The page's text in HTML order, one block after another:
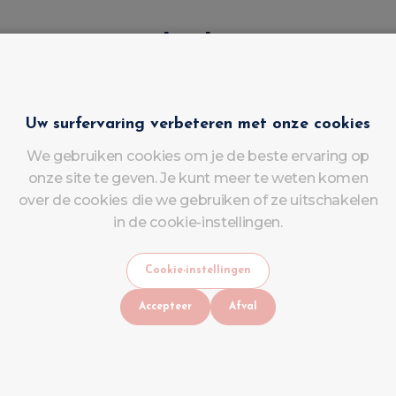
onze opleidingen?
om u praktische en theoretische kennis bij te brengen:
Leer de basisprincipes
sereen te beginnen.
Beheers complexe
creatieve stijlen om je
Uw surfervaring verbeteren met onze cookies
We gebruiken cookies om je de beste ervaring op
onze site te geven. Je kunt meer te weten komen
over de cookies die we gebruiken of ze uitschakelen
in de cookie-instellingen.
Cookie-instellingen
Accepteer Afval